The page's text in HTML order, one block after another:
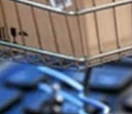
Birçok